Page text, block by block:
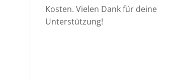
Kosten. Vielen Dank für deine
Unterstützung!